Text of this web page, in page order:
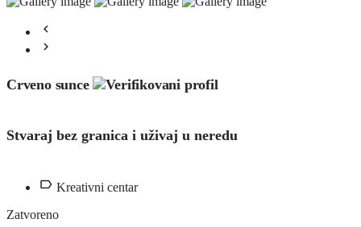
Crveno sunce
Stvaraj bez granica i uživaj u neredu
Kreativni centar
Zatvoreno